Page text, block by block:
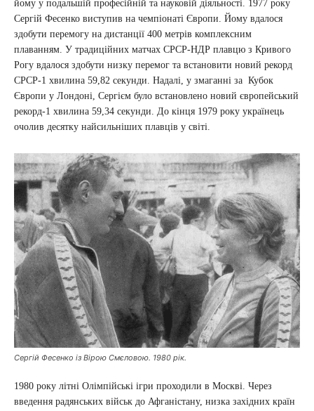
йому у подальшій професійній та науковій діяльності. 1977 року
Сергій Фесенко виступив на чемпіонаті Європи. Йому вдалося
здобути перемогу на дистанції 400 метрів комплексним
плаванням. У традиційних матчах СРСР-НДР плавцю з Кривого
Рогу вдалося здобути низку перемог та встановити новий рекорд
СРСР-1 хвилина 59,82 секунди. Надалі, у змаганні за Кубок
Європи у Лондоні, Сергієм було встановлено новий європейський
рекорд-1 хвилина 59,34 секунди. До кінця 1979 року українець
очолив десятку найсильніших плавців у світі.
Сергій Фесенко із Вірою Смєловою. 1980 рік.
1980 року літні Олімпійські ігри проходили в Москві. Через
введення радянських військ до Афганістану, низка західних країн